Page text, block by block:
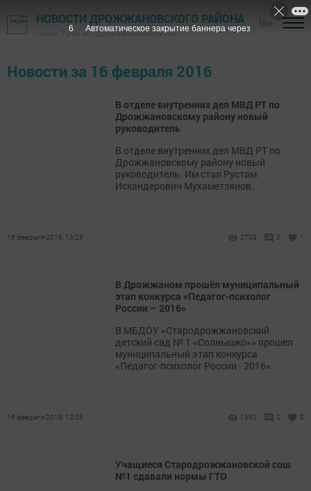
НОВОСТИ ДРОЖЖАНОВСКОГО РАЙОНА
Газета "Туган як" - Дрожжановский район
Новости за 16 февраля 2016
В отделе внутренних дел МВД РТ по
Дрожжановскому району новый
руководитель
В отделе внутренних дел МВД РТ по
Дрожжановскому району новый
руководитель. Им стал Рустам
Искандерович Мухаметзянов.
16 февраля 2016, 13:23 2703 0 1
В Дрожжаном прошёл муниципальный
этап конкурса «Педагог-психолог
России – 2016»
В МБДОУ «Стародрожжановский
детский сад № 1 «Солнышко»» прошел
муниципальный этап конкурса
«Педагог-психолог России - 2016».
16 февраля 2016, 12:05 1392 0 0
Учащиеся Стародрожжановской сош
№1 сдавали нормы ГТО
6 Автоматическое закрытие баннера через